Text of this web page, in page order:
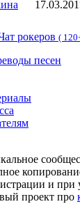
рокеров (
песен
и при
проект про